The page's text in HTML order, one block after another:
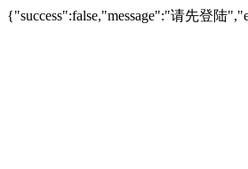
{"success":false,"message":"请先登陆